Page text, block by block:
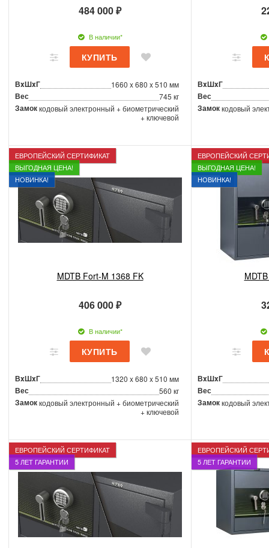
484 000 ₽
В наличии*
ВxШxГ 1660 x 680 x 510 мм
Вес 745 кг
Замоккодовый электронный + биометрический
+ ключевой
ВxШxГ
Вес
Замоккодовый
ЕВРОПЕЙСКИЙ СЕРТИФИКАТ
ВЫГОДНАЯ ЦЕНА!
НОВИНКА!
MDTB Fort-M 1368 FK
406 000 ₽
В наличии*
ВxШxГ 1320 x 680 x 510 мм
Вес 560 кг
Замоккодовый электронный + биометрический
+ ключевой
ЕВРОПЕЙСКИЙ
ВЫГОДНАЯ ЦЕНА!
НОВИНКА!
ВxШxГ
Вес
Замоккодовый
ЕВРОПЕЙСКИЙ СЕРТИФИКАТ
5 ЛЕТ ГАРАНТИИ
ЕВРОПЕЙСКИЙ
5 ЛЕТ ГАРАНТИИ